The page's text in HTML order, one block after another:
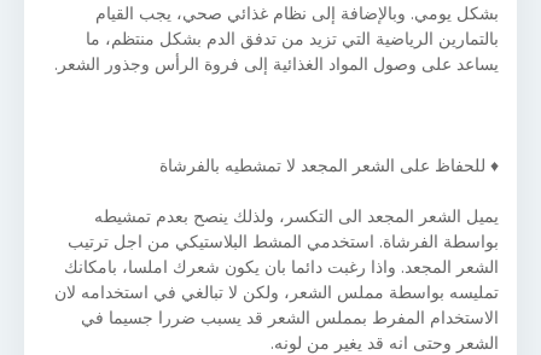
بشكل يومي. وبالإضافة إلى نظام غذائي صحي، يجب القيام
بالتمارين الرياضية التي تزيد من تدفق الدم بشكل منتظم، ما
يساعد على وصول المواد الغذائية إلى فروة الرأس وجذور الشعر.
♦ للحفاظ على الشعر المجعد لا تمشطيه بالفرشاة
يميل الشعر المجعد الى التكسر، ولذلك ينصح بعدم تمشيطه
بواسطة الفرشاة. استخدمي المشط البلاستيكي من اجل ترتيب
الشعر المجعد. واذا رغبت دائما بان يكون شعرك املسا، بامكانك
تمليسه بواسطة مملس الشعر، ولكن لا تبالغي في استخدامه لان
الاستخدام المفرط بمملس الشعر قد يسبب ضررا جسيما في
الشعر وحتى انه قد يغير من لونه.